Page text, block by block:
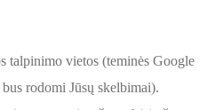
talpinimo vietos (teminės Google
rodomi Jūsų skelbimai).